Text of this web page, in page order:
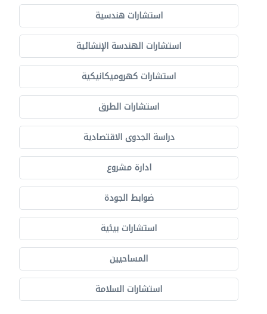
استشارات هندسية
استشارات الهندسة الإنشائية
استشارات كهروميكانيكية
استشارات الطرق
دراسة الجدوى الاقتصادية
ادارة مشروع
ضوابط الجودة
استشارات بيئية
المساحيين
استشارات السلامة